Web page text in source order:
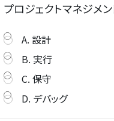
プロジェクトマネジメ
A. 設計
B. 実行
C. 保守
D. デバッグ